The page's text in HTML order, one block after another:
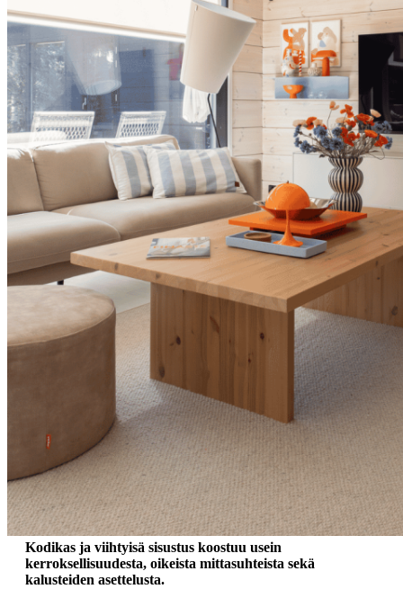
Kodikas ja viihtyisä sisustus koostuu usein
kerroksellisuudesta, oikeista mittasuhteista sekä
kalusteiden asettelusta.